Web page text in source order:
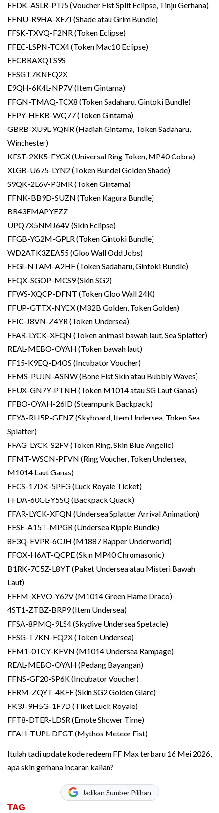
FFDK-ASLR-PTJ5 (Voucher Fist Split Eclipse, Tinju Gerhana)
FFNU-R9HA-XEZI (Shade atau Grim Bundle)
FFSK-TXVQ-F2NR (Token Eclipse)
FFEC-LSPN-TCX4 (Token Mac10 Eclipse)
FFCBRAXQTS9S
FFSGT7KNFQ2X
E9QH-6K4L-NP7V (Item Gintama)
FFGN-TMAQ-TCX8 (Token Sadaharu, Gintoki Bundle)
FFPY-HEKB-WQ77 (Token Gintama)
GBRB-XU9L-YQNR (Hadiah Gintama, Token Sadaharu,
Winchester)
KFST-2XK5-FYGX (Universal Ring Token, MP40 Cobra)
XLGB-U675-LYN2 (Token Bundel Golden Shade)
S9QK-2L6V-P3MR (Token Gintama)
FFNK-BB9D-SUZN (Token Kagura Bundle)
BR43FMAPYEZZ
UPQ7X5NMJ64V (Skin Eclipse)
FFGB-YG2M-GPLR (Token Gintoki Bundle)
WD2ATK3ZEA55 (Gloo Wall Odd Jobs)
FFGI-NTAM-A2HF (Token Sadaharu, Gintoki Bundle)
FFQX-SGOP-MCS9 (Skin SG2)
FFWS-XQCP-DFNT (Token Gloo Wall 24K)
FFUP-GTTX-NYCX (M82B Golden, Token Golden)
FFIC-J8VN-Z4YR (Token Undersea)
FFAR-LYCK-XFQN (Token animasi bawah laut, Sea Splatter)
REAL-MEBO-OYAH (Token bawah laut)
FF15-K9EQ-D4OS (Incubator Voucher)
FFMS-PUJN-ASNW (Bone Fist Skin atau Bubbly Waves)
FFUX-GN7Y-PTNH (Token M1014 atau SG Laut Ganas)
FFBO-OYAH-26ID (Steampunk Backpack)
FFYA-RH5P-GENZ (Skyboard, Item Undersea, Token Sea
Splatter)
FFAG-LYCK-S2FV (Token Ring, Skin Blue Angelic)
FFMT-WSCN-PFVN (Ring Voucher, Token Undersea,
M1014 Laut Ganas)
FFCS-17DK-5PFG (Luck Royale Ticket)
FFDA-60GL-Y5SQ (Backpack Quack)
FFAR-LYCK-XFQN (Undersea Splatter Arrival Animation)
FFSE-A15T-MPGR (Undersea Ripple Bundle)
8F3Q-EVPR-6CJH (M1887 Rapper Underworld)
FFOX-H6AT-QCPE (Skin MP40 Chromasonic)
B1RK-7C5Z-L8YT (Paket Undersea atau Misteri Bawah
Laut)
FFFM-XEVO-Y62V (M1014 Green Flame Draco)
4ST1-ZTBZ-BRP9 (Item Undersea)
FFSA-8PMQ-9LS4 (Skydive Undersea Spetacle)
FFSG-T7KN-FQ2X (Token Undersea)
FFM1-0TCY-KFVN (M1014 Undersea Rampage)
REAL-MEBO-OYAH (Pedang Bayangan)
FFNS-GF20-SP6K (Incubator Voucher)
FFRM-ZQYT-4KFF (Skin SG2 Golden Glare)
FK3J-9H5G-1F7D (Tiket Luck Royale)
FFT8-DTER-LDSR (Emote Shower Time)
FFAH-TUPL-DFGT (Mythos Meteor Fist)
Itulah tadi update kode redeem FF Max terbaru 16 Mei 2026,
apa skin gerhana incaran kalian?
Jadikan Sumber Pilihan
TAG